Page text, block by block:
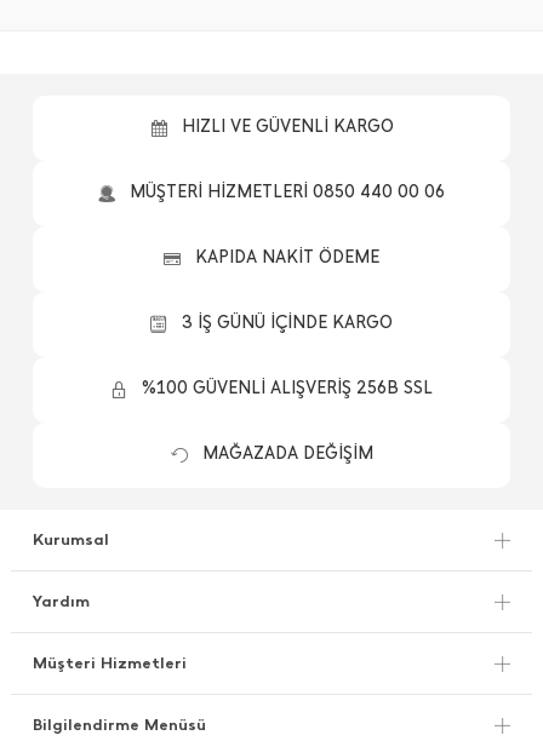
HIZLI VE GÜVENLİ KARGO
MÜŞTERİ HİZMETLERİ 0850 440 00 06
KAPIDA NAKİT ÖDEME
3 İŞ GÜNÜ İÇİNDE KARGO
%100 GÜVENLİ ALIŞVERİŞ 256B SSL
MAĞAZADA DEĞİŞİM
Kurumsal
Yardım
Müşteri Hizmetleri
Bilgilendirme Menüsü